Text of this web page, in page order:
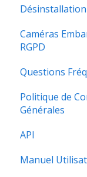
Exigences
Vue
Désinstallation
Demander
Caméras
RGPD
Questions
Politique de
Générales
API
Manuel